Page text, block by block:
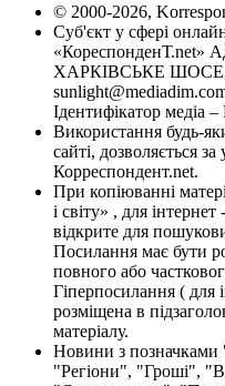
© 2000-2026,
Суб'єкт у сфері
«КореспонденТ.net»
ХАРКІВСЬКЕ ШОСЕ,
Ідентифікатор медіа
Використання будь-
сайті, дозволяється
Корреспондент.net.
При копіюванні
і світу» , для
відкрите для
Посилання має бути
повного або
Гіперпосилання ( для
розміщена в
матеріалу.
Новини з
"Регіони", "Гроші",